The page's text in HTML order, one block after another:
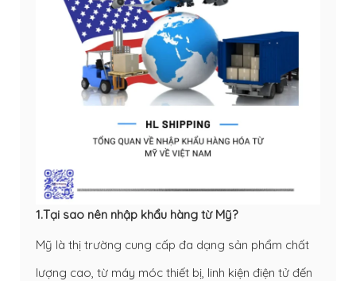
1.Tại sao nên nhập khẩu hàng từ Mỹ?
Mỹ là thị trường cung cấp đa dạng sản phẩm chất
lượng cao, từ máy móc thiết bị, linh kiện điện tử đến